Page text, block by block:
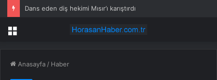
Dans eden diş hekimi Mısır’ı karıştırdı
Menü
Anasayfa / Haber